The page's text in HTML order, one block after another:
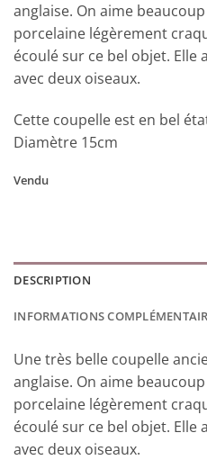
anglaise. On aime
porcelaine légèrement
écoulé sur ce bel objet. Elle
avec deux oiseaux.
Cette coupelle est en bel
Diamètre 15cm
Vendu
DESCRIPTION
INFORMATIONS
Une très belle coupelle
anglaise. On aime
porcelaine légèrement
écoulé sur ce bel objet. Elle
avec deux oiseaux.